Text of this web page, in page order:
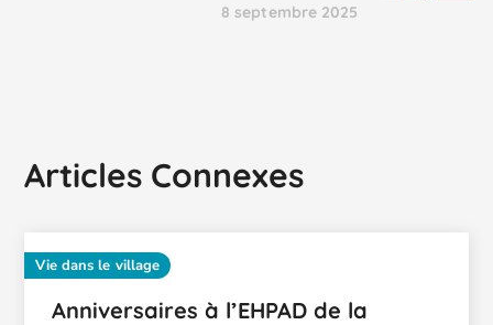
8 septembre 2025
Articles Connexes
Vie dans le village
Anniversaires à l’EHPAD de la